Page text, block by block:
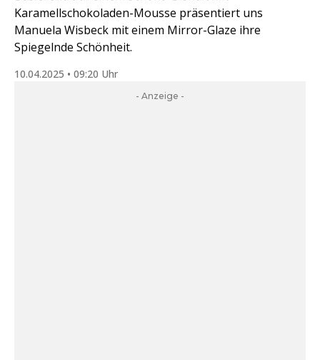
Karamellschokoladen-Mousse präsentiert uns
Manuela Wisbeck mit einem Mirror-Glaze ihre
Spiegelnde Schönheit.
10.04.2025 • 09:20 Uhr
- Anzeige -